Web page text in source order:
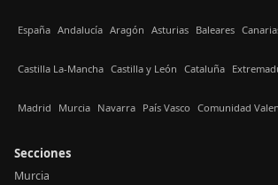
España Andalucía Aragón Asturias Baleares
Castilla La-Mancha Castilla y León Cataluña
Madrid Murcia Navarra País Vasco Comunidad
Secciones
Murcia